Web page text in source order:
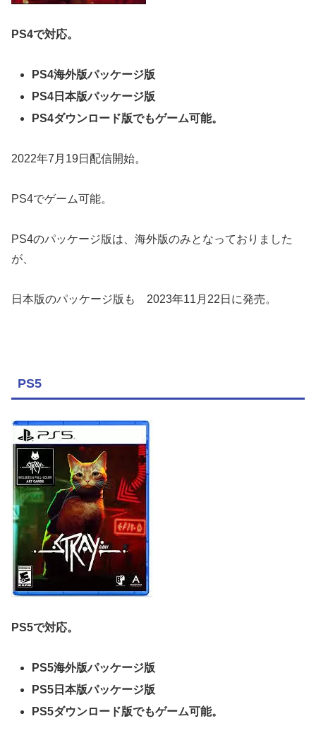
PS4で対応。
PS4海外版パッケージ版
PS4日本版パッケージ版
PS4ダウンロード版でもゲーム可能。
2022年7月19日配信開始。
PS4でゲーム可能。
PS4のパッケージ版は、海外版のみとなっておりました
が、
日本版のパッケージ版も 2023年11月22日に発売。
PS5
PS5で対応。
PS5海外版パッケージ版
PS5日本版パッケージ版
PS5ダウンロード版でもゲーム可能。